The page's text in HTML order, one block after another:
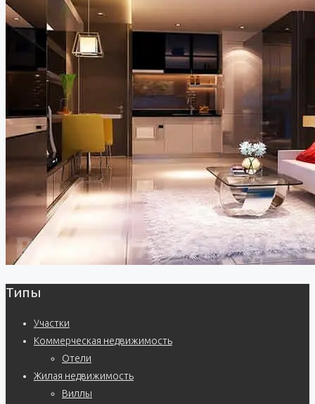
Типы
Участки
Коммерческая недвижимость
Отели
Жилая недвижимость
Виллы